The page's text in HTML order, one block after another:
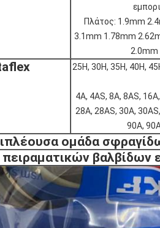
Πλάτος: 1.9mm
3.1mm 1.78mm
2.0mm
25H, 30H, 35H, 40H,
4A, 4AS, 8A, 8AS,
28A, 28AS, 30A,
90A,
ομάδα
βαλβίδων